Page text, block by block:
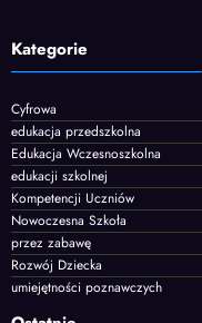
Kategorie
Cyfrowa
edukacja przedszkolna
Edukacja Wczesnoszkolna
edukacji szkolnej
Kompetencji Uczniów
Nowoczesna Szkoła
przez zabawę
Rozwój Dziecka
umiejętności poznawczych